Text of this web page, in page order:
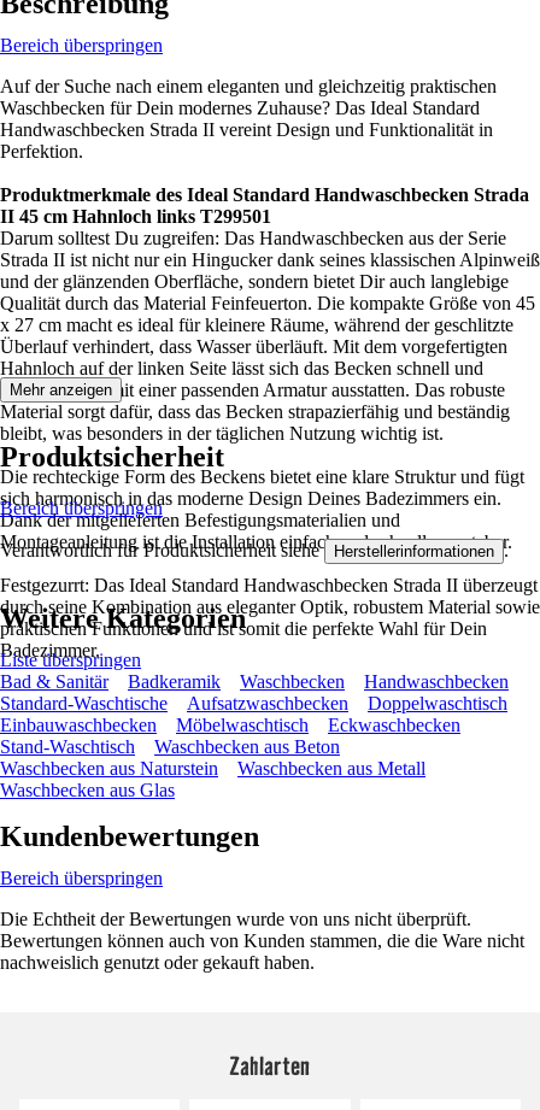
Bereich überspringen
Auf der Suche nach einem eleganten und gleichzeitig praktischen
Waschbecken für Dein modernes Zuhause? Das Ideal Standard
Handwaschbecken Strada II vereint Design und Funktionalität in
Perfektion.
Produktmerkmale des Ideal Standard Handwaschbecken Strada
II 45 cm Hahnloch links T299501
Darum solltest Du zugreifen: Das Handwaschbecken aus der Serie
Strada II ist nicht nur ein Hingucker dank seines klassischen Alpinweiß
und der glänzenden Oberfläche, sondern bietet Dir auch langlebige
Qualität durch das Material Feinfeuerton. Die kompakte Größe von 45
x 27 cm macht es ideal für kleinere Räume, während der geschlitzte
Überlauf verhindert, dass Wasser überläuft. Mit dem vorgefertigten
Hahnloch auf der linken Seite lässt sich das Becken schnell und
unkompliziert mit einer passenden Armatur ausstatten. Das robuste
Material sorgt dafür, dass das Becken strapazierfähig und beständig
bleibt, was besonders in der täglichen Nutzung wichtig ist.
Die rechteckige Form des Beckens bietet eine klare Struktur und fügt
sich harmonisch in das moderne Design Deines Badezimmers ein.
Dank der mitgelieferten Befestigungsmaterialien und
Montageanleitung ist die Installation einfach und schnell umsetzbar.
Festgezurrt: Das Ideal Standard Handwaschbecken Strada II überzeugt
durch seine Kombination aus eleganter Optik, robustem Material sowie
praktischen Funktionen und ist somit die perfekte Wahl für Dein
Badezimmer.
Mehr anzeigen
Produktsicherheit
Bereich überspringen
Verantwortlich für Produktsicherheit siehe Herstellerinformationen .
Weitere Kategorien
Liste überspringen
Bad & Sanitär
Badkeramik Waschbecken
Handwaschbecken
Standard-Waschtische
Aufsatzwaschbecken
Doppelwaschtisch
Einbauwaschbecken
Möbelwaschtisch
Eckwaschbecken
Stand-Waschtisch
Waschbecken aus Beton
Waschbecken aus Naturstein
Waschbecken aus Metall
Waschbecken aus Glas
Kundenbewertungen
Bereich überspringen
Die Echtheit der Bewertungen wurde von uns nicht überprüft.
Bewertungen können auch von Kunden stammen, die die Ware nicht
nachweislich genutzt oder gekauft haben.
Zahlarten